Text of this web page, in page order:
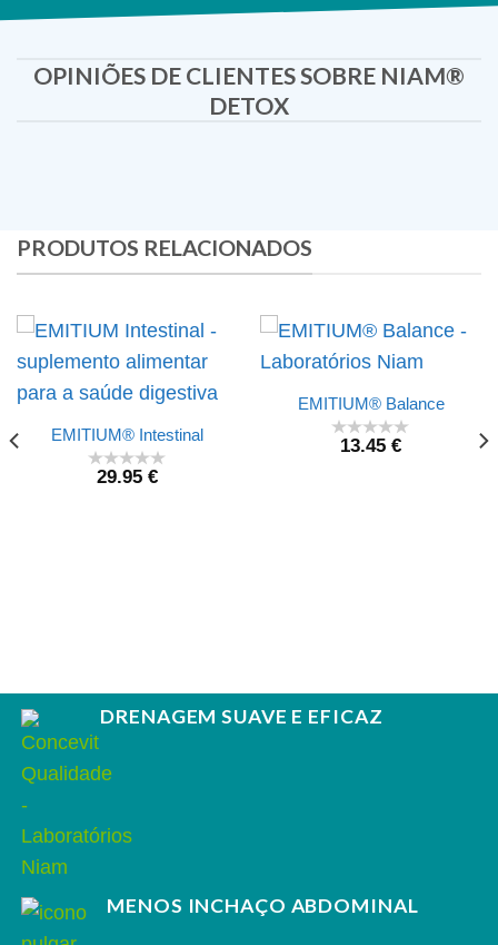
OPINIÕES DE CLIENTES SOBRE NIAM®
DETOX
PRODUTOS RELACIONADOS
EMITIUM® Intestinal
29.95 €
EMITIUM® Balance
13.45 €
DRENAGEM SUAVE E EFICAZ
MENOS INCHAÇO ABDOMINAL